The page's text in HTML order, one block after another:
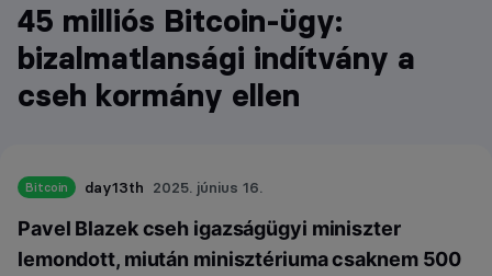
45 milliós Bitcoin-ügy:
bizalmatlansági indítvány a
cseh kormány ellen
Bitcoin day13th 2025. június 16.
Pavel Blazek cseh igazságügyi miniszter
lemondott, miután minisztériuma csaknem 500